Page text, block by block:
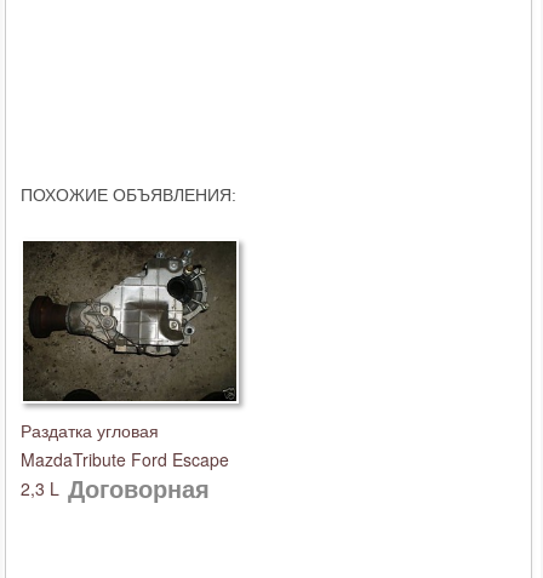
ПОХОЖИЕ ОБЪЯВЛЕНИЯ:
Раздатка угловая
MazdaTribute Ford Escape
2,3 L Договорная